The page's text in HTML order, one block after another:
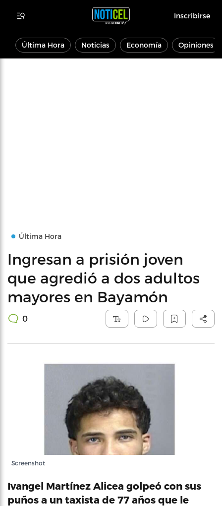
Inscribirse
Última Hora Noticias Economía Opiniones
Última Hora
Ingresan a prisión joven
que agredió a dos adultos
mayores en Bayamón
0
Screenshot
Ivangel Martínez Alicea golpeó con sus
puños a un taxista de 77 años que le